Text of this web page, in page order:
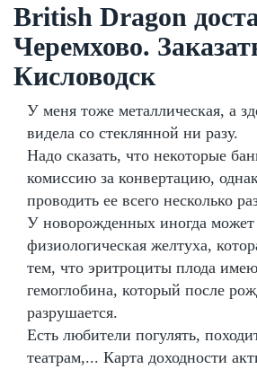
British Dragon
Черемхово.
Кисловодск
У меня тоже металлическая, а
видела со стеклянной ни разу.
Надо сказать, что некоторые
комиссию за конвертацию,
проводить ее всего несколько
У новорожденных иногда может
физиологическая желтуха,
тем, что эритроциты плода
гемоглобина, который после
разрушается.
Есть любители погулять,
театрам,... Карта доходности